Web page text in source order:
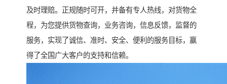
及时理赔。正规随时可开，并备有专人热线，对货物全
程，为您提供货物查询，业务咨询，信息反馈，监督的
服务，实现了诚信、准时、安全、便利的服务目标，赢
得了全国广大客户的支持和信赖。